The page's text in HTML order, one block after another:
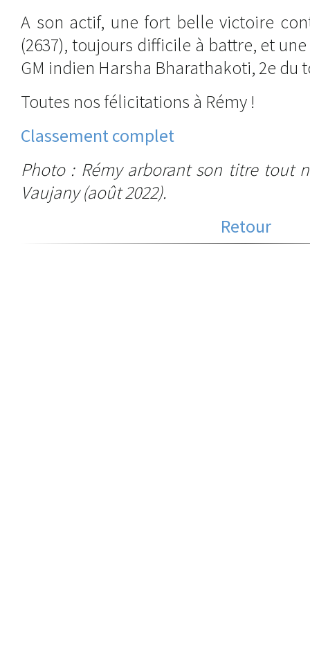
A son actif, une fort belle victoire
(2637), toujours difficile à battre, et
GM indien Harsha Bharathakoti, 2e du
Toutes nos félicitations à Rémy !
Classement complet
Photo : Rémy arborant son titre tout
Vaujany (août 2022).
Retour